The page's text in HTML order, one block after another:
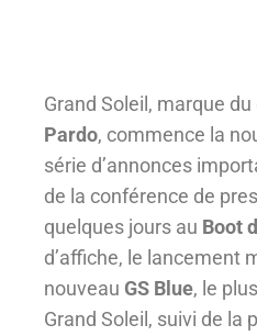
Grand Soleil, marque du
Pardo, commence la
série d’annonces
de la conférence de
quelques jours au Boot
d’affiche, le lancement
nouveau GS Blue, le
Grand Soleil, suivi de la